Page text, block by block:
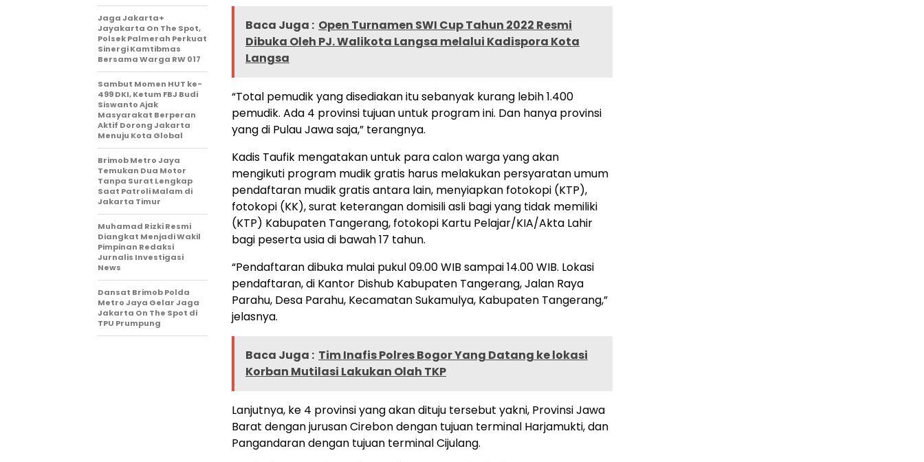
Baca Juga : Open Turnamen SWI Cup Tahun 2022 Resmi
Dibuka Oleh PJ. Walikota Langsa melalui Kadispora Kota
Langsa
“Total pemudik yang disediakan itu sebanyak kurang lebih 1.400
pemudik. Ada 4 provinsi tujuan untuk program ini. Dan hanya provinsi
yang di Pulau Jawa saja,” terangnya.
Kadis Taufik mengatakan untuk para calon warga yang akan
mengikuti program mudik gratis harus melakukan persyaratan umum
pendaftaran mudik gratis antara lain, menyiapkan fotokopi (KTP),
fotokopi (KK), surat keterangan domisili asli bagi yang tidak memiliki
(KTP) Kabupaten Tangerang, fotokopi Kartu Pelajar/KIA/Akta Lahir
bagi peserta usia di bawah 17 tahun.
“Pendaftaran dibuka mulai pukul 09.00 WIB sampai 14.00 WIB. Lokasi
pendaftaran, di Kantor Dishub Kabupaten Tangerang, Jalan Raya
Parahu, Desa Parahu, Kecamatan Sukamulya, Kabupaten Tangerang,”
jelasnya.
Baca Juga : Tim Inafis Polres Bogor Yang Datang ke lokasi
Korban Mutilasi Lakukan Olah TKP
Lanjutnya, ke 4 provinsi yang akan dituju tersebut yakni, Provinsi Jawa
Barat dengan jurusan Cirebon dengan tujuan terminal Harjamukti, dan
Pangandaran dengan tujuan terminal Cijulang.
Jaga Jakarta+
Jayakarta On The Spot,
Polsek Palmerah Perkuat
Sinergi Kamtibmas
Bersama Warga RW 017
Sambut Momen HUT ke-
499 DKI, Ketum FBJ Budi
Siswanto Ajak
Masyarakat Berperan
Aktif Dorong Jakarta
Menuju Kota Global
Brimob Metro Jaya
Temukan Dua Motor
Tanpa Surat Lengkap
Saat Patroli Malam di
Jakarta Timur
Muhamad Rizki Resmi
Diangkat Menjadi Wakil
Pimpinan Redaksi
Jurnalis Investigasi
News
Dansat Brimob Polda
Metro Jaya Gelar Jaga
Jakarta On The Spot di
TPU Prumpung